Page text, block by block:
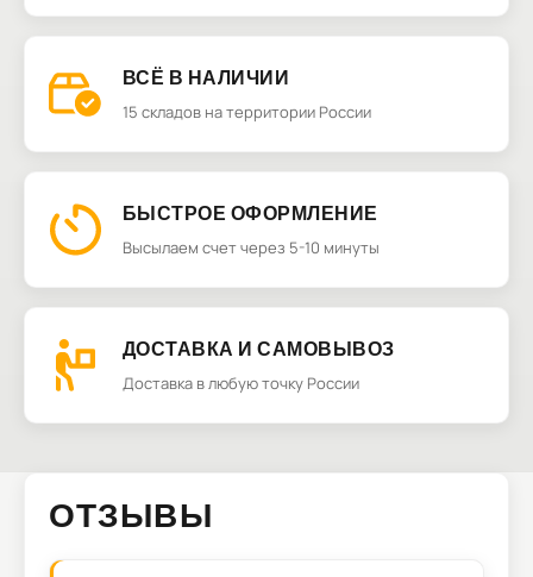
ВСЁ В НАЛИЧИИ
15 складов на территории России
БЫСТРОЕ ОФОРМЛЕНИЕ
Высылаем счет через 5-10 минуты
ДОСТАВКА И САМОВЫВОЗ
Доставка в любую точку России
ОТЗЫВЫ